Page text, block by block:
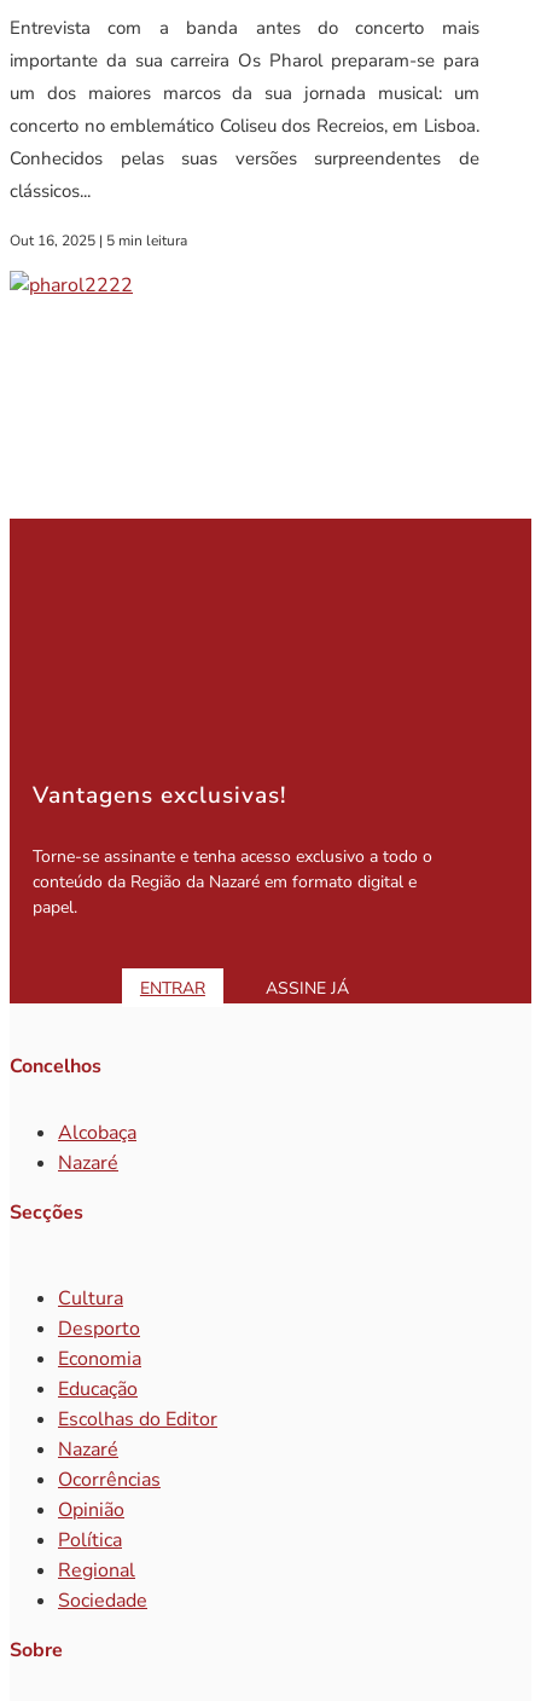
Entrevista com a banda antes do concerto mais
importante da sua carreira Os Pharol preparam-se para
um dos maiores marcos da sua jornada musical: um
concerto no emblemático Coliseu dos Recreios, em Lisboa.
Conhecidos pelas suas versões surpreendentes de
clássicos...
Out 16, 2025 | 5 min leitura
Vantagens exclusivas!
Torne-se assinante e tenha acesso exclusivo a todo o
conteúdo da Região da Nazaré em formato digital e
papel.
ENTRAR ASSINE JÁ
Concelhos
Alcobaça
Nazaré
Secções
Cultura
Desporto
Economia
Educação
Escolhas do Editor
Nazaré
Ocorrências
Opinião
Política
Regional
Sociedade
Sobre